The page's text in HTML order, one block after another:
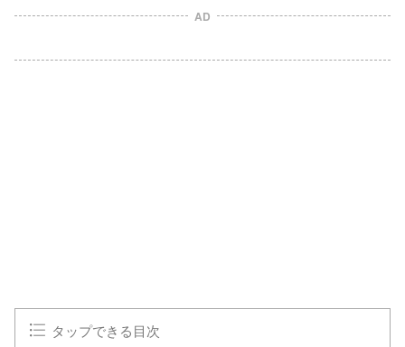
AD
タップできる目次